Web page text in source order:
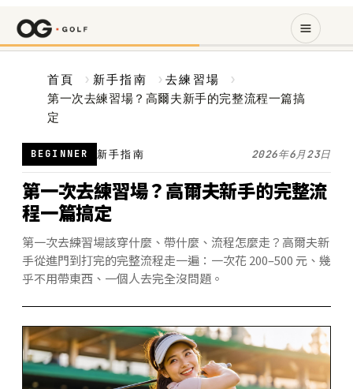
首頁 › 新手指南 ›去練習場 ›
第一次去練習場？高爾夫新手的完整流程一篇搞
定
BEGINNER 新手指南 2026年6月23日
第一次去練習場？高爾夫新手的完整流
程一篇搞定
第一次去練習場該穿什麼、帶什麼、流程怎麼走？高爾夫新
手從進門到打完的完整流程走一遍：一次花 200–500 元、幾
乎不用帶東西、一個人去完全沒問題。